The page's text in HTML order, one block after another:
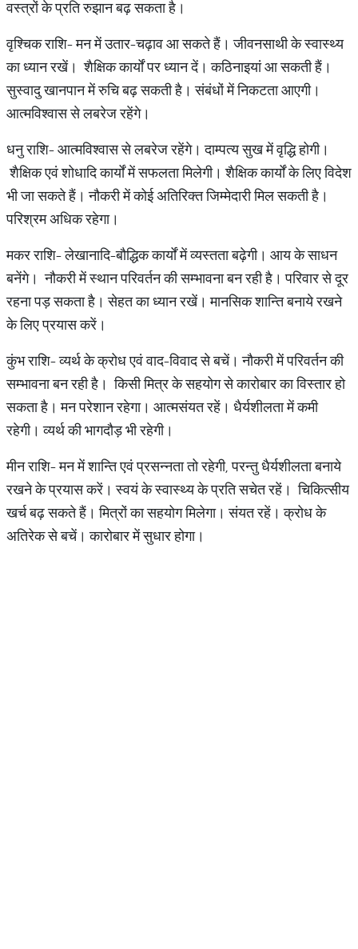
वस्त्रों के प्रति रुझान बढ़ सकता है।
वृश्चिक राशि- मन में उतार-चढ़ाव आ सकते हैं। जीवनसाथी के स्वास्थ्य
का ध्यान रखें। शैक्षिक कार्यों पर ध्यान दें। कठिनाइयां आ सकती हैं।
सुस्वादु खानपान में रुचि बढ़ सकती है। संबंधों में निकटता आएगी।
आत्मविश्वास से लबरेज रहेंगे।
धनु राशि- आत्मविश्वास से लबरेज रहेंगे। दाम्पत्य सुख में वृद्धि होगी।
शैक्षिक एवं शोधादि कार्यों में सफलता मिलेगी। शैक्षिक कार्यों के लिए विदेश
भी जा सकते हैं। नौकरी में कोई अतिरिक्त जिम्मेदारी मिल सकती है।
परिश्रम अधिक रहेगा।
मकर राशि- लेखानादि-बौद्धिक कार्यों में व्यस्तता बढ़ेगी। आय के साधन
बनेंगे। नौकरी में स्थान परिवर्तन की सम्भावना बन रही है। परिवार से दूर
रहना पड़ सकता है। सेहत का ध्यान रखें। मानसिक शान्ति बनाये रखने
के लिए प्रयास करें।
कुंभ राशि- व्यर्थ के क्रोध एवं वाद-विवाद से बचें। नौकरी में परिवर्तन की
सम्भावना बन रही है। किसी मित्र के सहयोग से कारोबार का विस्तार हो
सकता है। मन परेशान रहेगा। आत्मसंयत रहें। धैर्यशीलता में कमी
रहेगी। व्यर्थ की भागदौड़ भी रहेगी।
मीन राशि- मन में शान्ति एवं प्रसन्नता तो रहेगी, परन्तु धैर्यशीलता बनाये
रखने के प्रयास करें। स्वयं के स्वास्थ्य के प्रति सचेत रहें। चिकित्सीय
खर्च बढ़ सकते हैं। मित्रों का सहयोग मिलेगा। संयत रहें। क्रोध के
अतिरेक से बचें। कारोबार में सुधार होगा।